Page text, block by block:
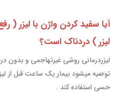
آیا سفید کردن واژن با لیزر (
لیزر ) دردناک است؟
لیزردرمانی روشی غیرتهاجمی و بدون
توصیه میشود بیمار یک ساعت قبل از
حسی استفاده کند .